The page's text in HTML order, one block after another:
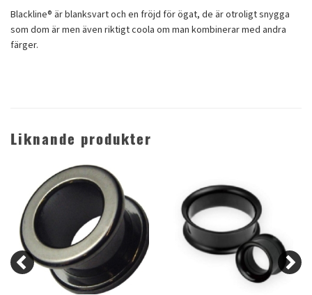
Blackline® är blanksvart och en fröjd för ögat, de är otroligt snygga
som dom är men även riktigt coola om man kombinerar med andra
färger.
Liknande produkter